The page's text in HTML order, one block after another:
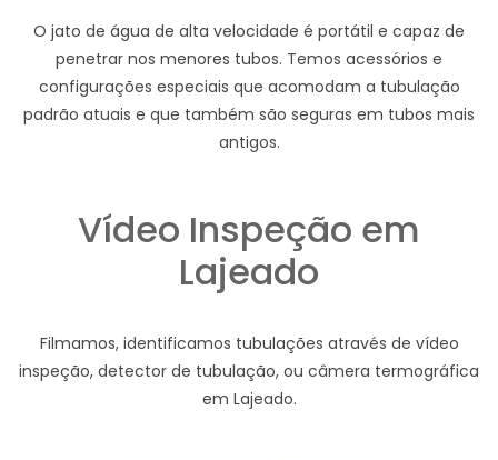
O jato de água de alta velocidade é portátil e capaz de
penetrar nos menores tubos. Temos acessórios e
configurações especiais que acomodam a tubulação
padrão atuais e que também são seguras em tubos mais
antigos.
Vídeo Inspeção em
Lajeado
Filmamos, identificamos tubulações através de vídeo
inspeção, detector de tubulação, ou câmera termográfica
em Lajeado.